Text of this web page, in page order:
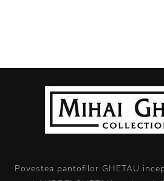
Povestea pantofilor GHETAU